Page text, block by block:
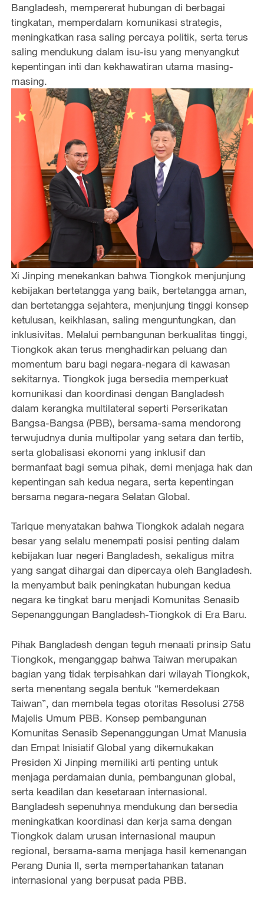
Bangladesh, mempererat hubungan di berbagai
tingkatan, memperdalam komunikasi strategis,
meningkatkan rasa saling percaya politik, serta terus
saling mendukung dalam isu-isu yang menyangkut
kepentingan inti dan kekhawatiran utama masing-
masing.
Xi Jinping menekankan bahwa Tiongkok menjunjung
kebijakan bertetangga yang baik, bertetangga aman,
dan bertetangga sejahtera, menjunjung tinggi konsep
ketulusan, keikhlasan, saling menguntungkan, dan
inklusivitas. Melalui pembangunan berkualitas tinggi,
Tiongkok akan terus menghadirkan peluang dan
momentum baru bagi negara-negara di kawasan
sekitarnya. Tiongkok juga bersedia memperkuat
komunikasi dan koordinasi dengan Bangladesh
dalam kerangka multilateral seperti Perserikatan
Bangsa-Bangsa (PBB), bersama-sama mendorong
terwujudnya dunia multipolar yang setara dan tertib,
serta globalisasi ekonomi yang inklusif dan
bermanfaat bagi semua pihak, demi menjaga hak dan
kepentingan sah kedua negara, serta kepentingan
bersama negara-negara Selatan Global.
Tarique menyatakan bahwa Tiongkok adalah negara
besar yang selalu menempati posisi penting dalam
kebijakan luar negeri Bangladesh, sekaligus mitra
yang sangat dihargai dan dipercaya oleh Bangladesh.
Ia menyambut baik peningkatan hubungan kedua
negara ke tingkat baru menjadi Komunitas Senasib
Sepenanggungan Bangladesh-Tiongkok di Era Baru.
Pihak Bangladesh dengan teguh menaati prinsip Satu
Tiongkok, menganggap bahwa Taiwan merupakan
bagian yang tidak terpisahkan dari wilayah Tiongkok,
serta menentang segala bentuk “kemerdekaan
Taiwan”, dan membela tegas otoritas Resolusi 2758
Majelis Umum PBB. Konsep pembangunan
Komunitas Senasib Sepenanggungan Umat Manusia
dan Empat Inisiatif Global yang dikemukakan
Presiden Xi Jinping memiliki arti penting untuk
menjaga perdamaian dunia, pembangunan global,
serta keadilan dan kesetaraan internasional.
Bangladesh sepenuhnya mendukung dan bersedia
meningkatkan koordinasi dan kerja sama dengan
Tiongkok dalam urusan internasional maupun
regional, bersama-sama menjaga hasil kemenangan
Perang Dunia II, serta mempertahankan tatanan
internasional yang berpusat pada PBB.